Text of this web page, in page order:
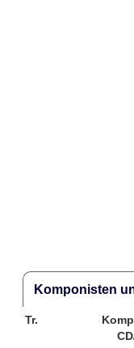
Komponisten
Tr.